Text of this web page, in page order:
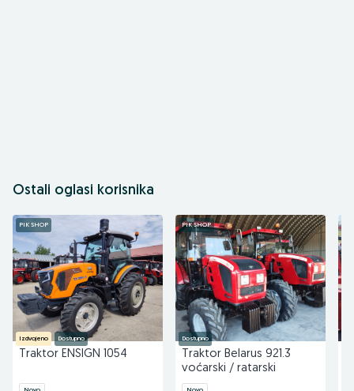
Ostali oglasi korisnika
PIK SHOP
Izdvojeno Dostupno
Traktor ENSIGN 1054
PIK SHOP
Dostupno
Traktor Belarus 921.3
voćarski / ratarski